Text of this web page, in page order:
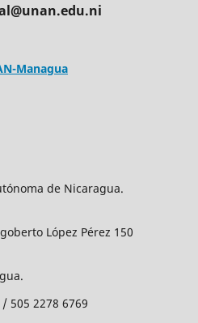
Managua
1138
de Nicaragua.
López Pérez 150
505 2278 6769